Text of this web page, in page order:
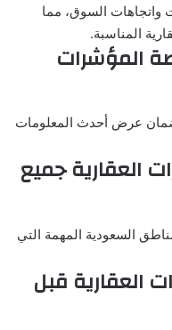
واتجاهات السوق، مما
المناسبة.
المؤشرات
عرض أحدث المعلومات
العقارية جميع
السعودية المهمة التي
العقارية قبل